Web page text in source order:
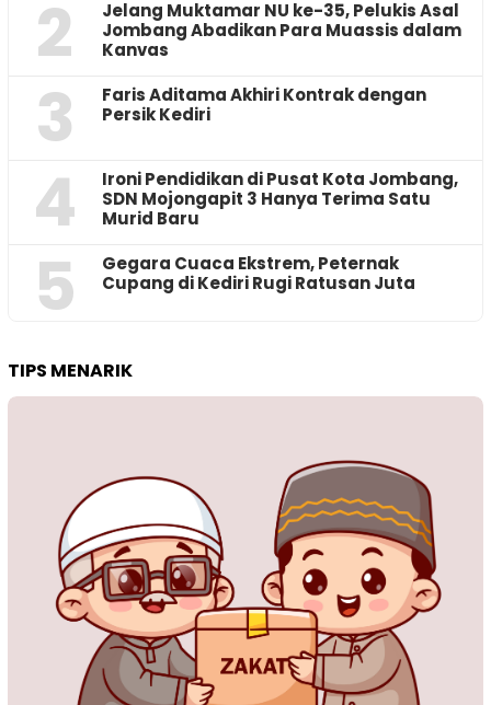
2
Jelang Muktamar NU ke-35, Pelukis Asal
Jombang Abadikan Para Muassis dalam
Kanvas
3
Faris Aditama Akhiri Kontrak dengan
Persik Kediri
4
Ironi Pendidikan di Pusat Kota Jombang,
SDN Mojongapit 3 Hanya Terima Satu
Murid Baru
5
‎Gegara Cuaca Ekstrem, Peternak
Cupang di Kediri Rugi Ratusan Juta
TIPS MENARIK